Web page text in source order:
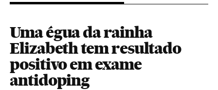
Uma égua da rainha
Elizabeth tem resultado
positivo em exame
antidoping